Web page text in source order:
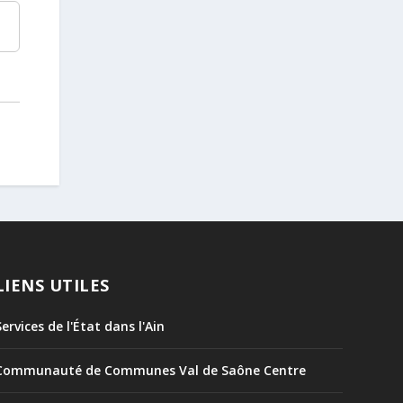
UTILES
de l'État dans l'Ain
de Communes Val de Saône Centre